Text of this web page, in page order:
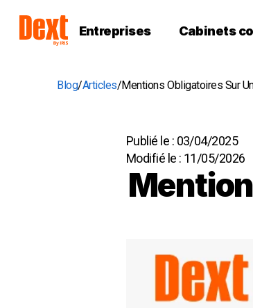
Entreprises Cabinets
Blog Articles Mentions Obligatoires Sur
Publié le : 03/04/2025
Modifié le : 11/05/2026